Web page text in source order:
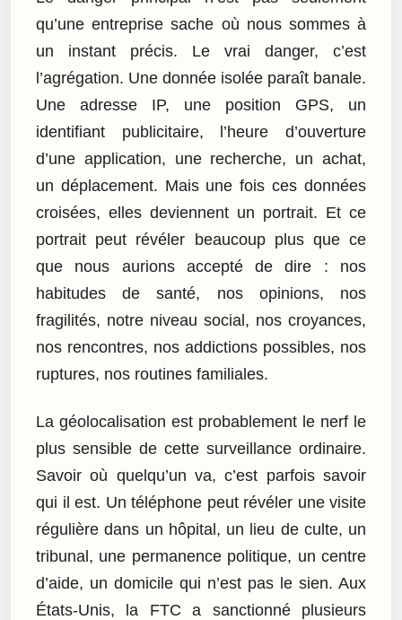
qu’une entreprise sache où nous sommes à
un instant précis. Le vrai danger, c’est
l’agrégation. Une donnée isolée paraît banale.
Une adresse IP, une position GPS, un
identifiant publicitaire, l’heure d’ouverture
d’une application, une recherche, un achat,
un déplacement. Mais une fois ces données
croisées, elles deviennent un portrait. Et ce
portrait peut révéler beaucoup plus que ce
que nous aurions accepté de dire : nos
habitudes de santé, nos opinions, nos
fragilités, notre niveau social, nos croyances,
nos rencontres, nos addictions possibles, nos
ruptures, nos routines familiales.
La géolocalisation est probablement le nerf le
plus sensible de cette surveillance ordinaire.
Savoir où quelqu’un va, c’est parfois savoir
qui il est. Un téléphone peut révéler une visite
régulière dans un hôpital, un lieu de culte, un
tribunal, une permanence politique, un centre
d’aide, un domicile qui n’est pas le sien. Aux
États-Unis, la FTC a sanctionné plusieurs